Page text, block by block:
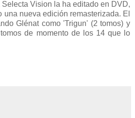
Vision la ha editado en DVD,
una nueva edición remasterizada. El
Glénat como 'Trigun' (2 tomos) y
de momento de los 14 que lo